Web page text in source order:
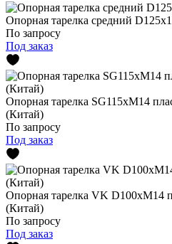
Опорная тарелка средний
По запросу
Под заказ
Опорная тарелка SG115xМ14
(Китай)
По запросу
Под заказ
Опорная тарелка VK D100xМ14
(Китай)
По запросу
Под заказ